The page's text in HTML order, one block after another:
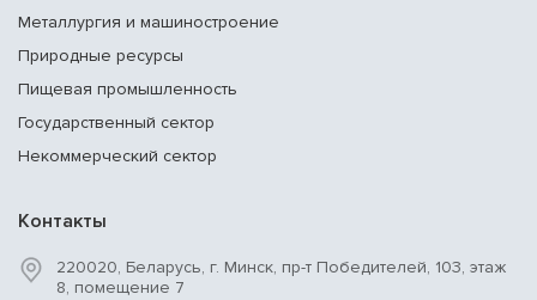
Металлургия и машиностроение
Природные ресурсы
Пищевая промышленность
Государственный сектор
Некоммерческий сектор
Контакты
220020, Беларусь, г. Минск, пр-т Победителей, 103, этаж
8, помещение 7